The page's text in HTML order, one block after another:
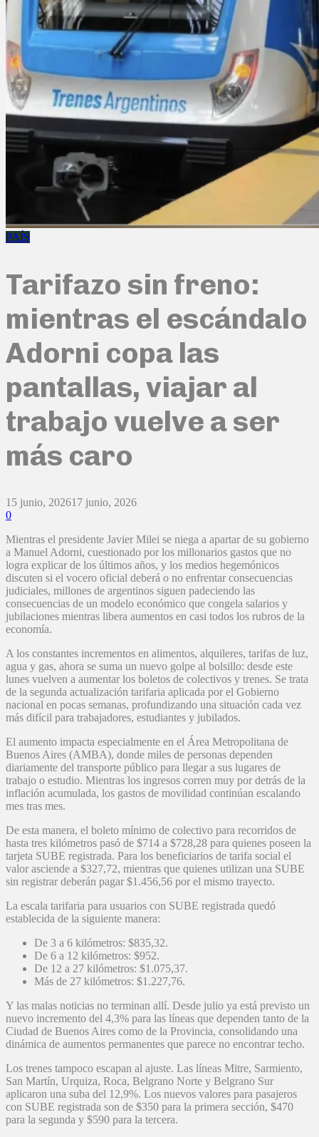
PAÍS
Tarifazo sin freno:
mientras el escándalo
Adorni copa las
pantallas, viajar al
trabajo vuelve a ser
más caro
15 junio, 202617 junio, 2026
0
Mientras el presidente Javier Milei se niega a apartar de su gobierno
a Manuel Adorni, cuestionado por los millonarios gastos que no
logra explicar de los últimos años, y los medios hegemónicos
discuten si el vocero oficial deberá o no enfrentar consecuencias
judiciales, millones de argentinos siguen padeciendo las
consecuencias de un modelo económico que congela salarios y
jubilaciones mientras libera aumentos en casi todos los rubros de la
economía.
A los constantes incrementos en alimentos, alquileres, tarifas de luz,
agua y gas, ahora se suma un nuevo golpe al bolsillo: desde este
lunes vuelven a aumentar los boletos de colectivos y trenes. Se trata
de la segunda actualización tarifaria aplicada por el Gobierno
nacional en pocas semanas, profundizando una situación cada vez
más difícil para trabajadores, estudiantes y jubilados.
El aumento impacta especialmente en el Área Metropolitana de
Buenos Aires (AMBA), donde miles de personas dependen
diariamente del transporte público para llegar a sus lugares de
trabajo o estudio. Mientras los ingresos corren muy por detrás de la
inflación acumulada, los gastos de movilidad continúan escalando
mes tras mes.
De esta manera, el boleto mínimo de colectivo para recorridos de
hasta tres kilómetros pasó de $714 a $728,28 para quienes poseen la
tarjeta SUBE registrada. Para los beneficiarios de tarifa social el
valor asciende a $327,72, mientras que quienes utilizan una SUBE
sin registrar deberán pagar $1.456,56 por el mismo trayecto.
La escala tarifaria para usuarios con SUBE registrada quedó
establecida de la siguiente manera:
De 3 a 6 kilómetros: $835,32.
De 6 a 12 kilómetros: $952.
De 12 a 27 kilómetros: $1.075,37.
Más de 27 kilómetros: $1.227,76.
Y las malas noticias no terminan allí. Desde julio ya está previsto un
nuevo incremento del 4,3% para las líneas que dependen tanto de la
Ciudad de Buenos Aires como de la Provincia, consolidando una
dinámica de aumentos permanentes que parece no encontrar techo.
Los trenes tampoco escapan al ajuste. Las líneas Mitre, Sarmiento,
San Martín, Urquiza, Roca, Belgrano Norte y Belgrano Sur
aplicaron una suba del 12,9%. Los nuevos valores para pasajeros
con SUBE registrada son de $350 para la primera sección, $470
para la segunda y $590 para la tercera.